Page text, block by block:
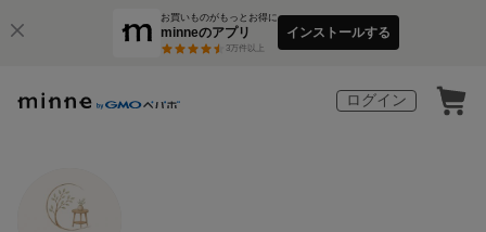
お買いものがもっとお得に
minneのアプリ
3万件以上
インストールする
ログイン